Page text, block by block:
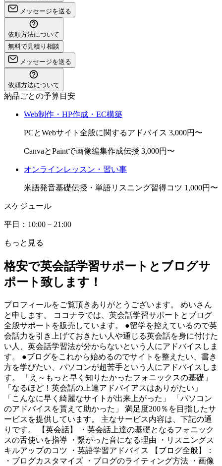
メッセージを送る
依頼方法について
無料で見積り相談
メッセージを送る
依頼方法について
納品ごとの予算目安
Web制作・HP作成・EC構築
PCとWebサイト全般に関するアドバイス 3,000円〜
CanvaとPaintで画像編集作成伝授 3,000円〜
オンラインレッスン・習い事
米語発音基礎伝授・単語リスニング習得コツ 1,000円〜
スケジュール
平日：10:00－21:00
もっと見る
格安で英会話学習サポートとブログサ
ポート致します！
プロフィールをご覧頂きありがとうございます。 めいさん
と申します。 ココナラでは、英会話学習サポートとブログ
全般サポートを販売しています。 ●留学を控えているので英
会話力を引き上げておきたい人や通じる英会話を身に付けた
い人、英会話学習法が分からないという人にアドバイスしま
す。 ●ブログをこれから始めるのでサイトを整えたい、書き
方を学びたい、パソコンが超苦手という人にアドバイスしま
す。 「え～もっと早く知りたかったフォニックスの基礎」
「なるほど！英会話の上達アドバイアスはありがたい」
「こんなに早く綺麗なサイトが出来上がった」 「パソコン
のアドバイスを貰えて助かった」 満足度200％を目指したサ
ービスを提供しています。 主なサービス内容は、下記の通
りです。 【英会話】 ・英会話上達の基礎となるフォニック
スの舌使いを指導 ・繋がった音になる理由 ・リスニングス
キルアップのコツ ・英語学習アドバイス 【ブログ全般】：
・ブログカスタマイズ ・ブログのライティング方法 ・画像